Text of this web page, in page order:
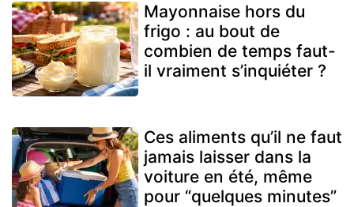
Mayonnaise hors du
frigo : au bout de
combien de temps faut-
il vraiment s’inquiéter ?
Ces aliments qu’il ne faut
jamais laisser dans la
voiture en été, même
pour “quelques minutes”